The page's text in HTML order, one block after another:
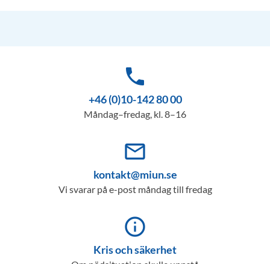
phone
+46 (0)10-142 80 00
Måndag–fredag, kl. 8–16
mail_outline
kontakt@miun.se
Vi svarar på e-post måndag till fredag
info_outline
Kris och säkerhet